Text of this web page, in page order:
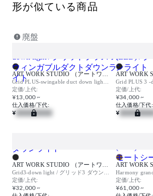
形が似ている商品
廃盤
ART WORK STUDIO （アートワークスタジオ）
定価/上代:
¥13,000 ~
仕入価格/下代:
¥
定価/上代:
¥34,000 ~
仕入価格/下代:
¥
ART WORK STUDIO （アートワークスタジオ）
定価/上代:
¥32,000 ~
定価/上代:
¥61,000 ~